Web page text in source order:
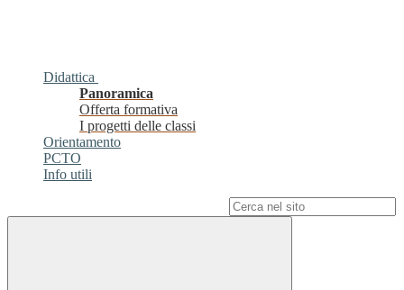
Didattica
Panoramica
Offerta formativa
I progetti delle classi
Orientamento
PCTO
Info utili